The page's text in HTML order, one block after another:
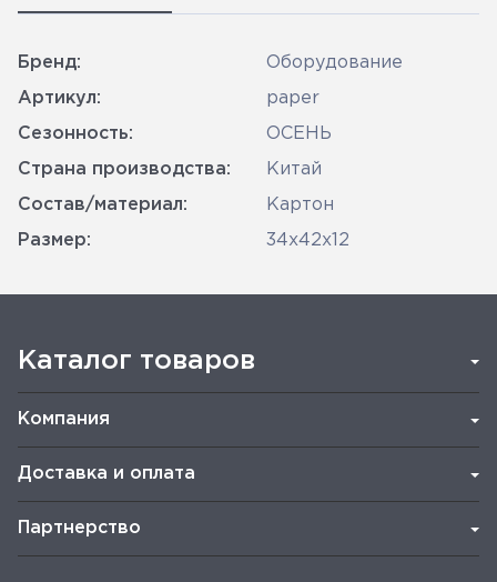
Бренд: Оборудование
Артикул: paper
Сезонность: ОСЕНЬ
Страна производства: Китай
Состав/материал: Картон
Размер: 34х42х12
Каталог товаров
Компания
Доставка и оплата
Партнерство